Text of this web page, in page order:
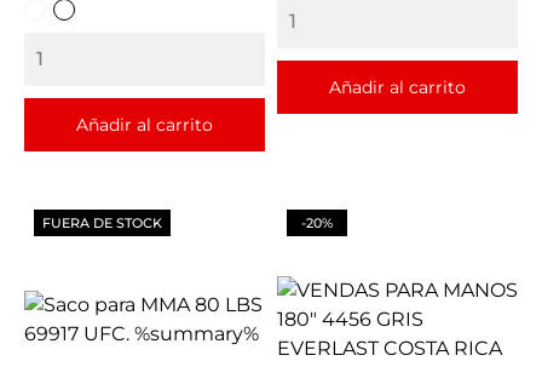
CELESTE
BLANCO
NARANJA
Añadir al carrito
Añadir al carrito
FUERA DE STOCK -20%